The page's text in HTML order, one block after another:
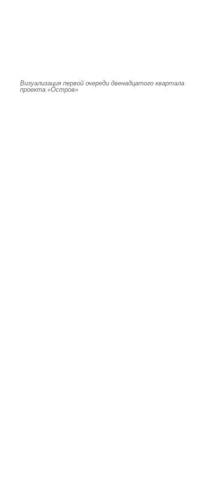
Визуализация первой очереди двенадцатого квартала
проекта «Остров»